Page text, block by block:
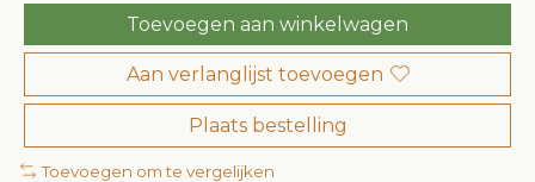
Toevoegen aan winkelwagen
Aan verlanglijst toevoegen
Plaats bestelling
Toevoegen om te vergelijken